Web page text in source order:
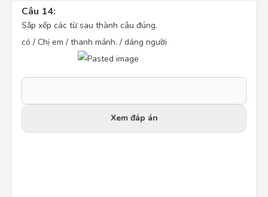
Câu 14:
Sắp xếp các từ sau thành câu đúng.
có / Chị em / thanh mảnh. / dáng người
Xem đáp án